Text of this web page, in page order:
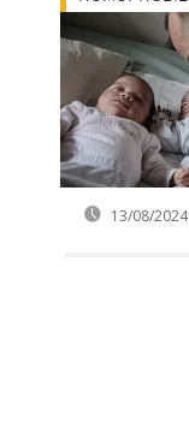
13/08/2024